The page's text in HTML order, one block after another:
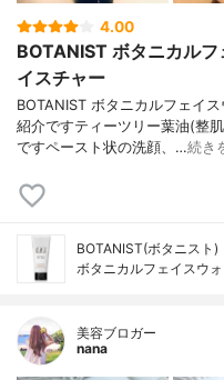
4.00
BOTANIST ボタニカル
イスチャー
BOTANIST ボタニカルフェイ
紹介ですティーツリー葉油(整
ですペースト状の洗顔、…続き
BOTANIST(ボタニスト)
ボタニカルフェイスウ
美容ブロガー
nana